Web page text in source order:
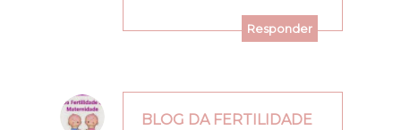
Responder
BLOG DA FERTILIDADE